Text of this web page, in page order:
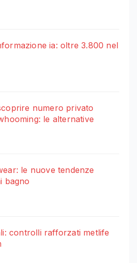
ia: oltre 3.800 nel
numero privato
le alternative
le nuove tendenze
bagno
controlli rafforzati metlife